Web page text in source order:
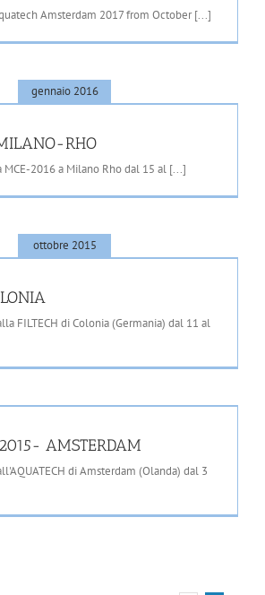
Amsterdam 2017 from October [...]
gennaio 2016
RHO
MCE-2016 a Milano Rho dal 15 al [...]
ottobre 2015
FILTECH di Colonia (Germania) dal 11 al
AMSTERDAM
di Amsterdam (Olanda) dal 3